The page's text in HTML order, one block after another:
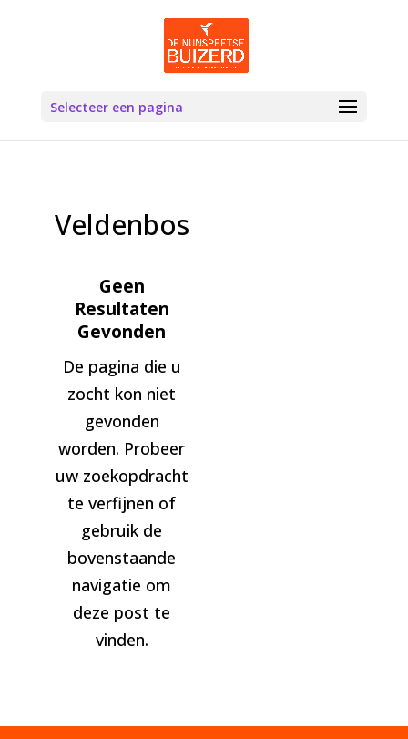
Selecteer een pagina
Veldenbos
Geen
Resultaten
Gevonden
De pagina die u
zocht kon niet
gevonden
worden. Probeer
uw zoekopdracht
te verfijnen of
gebruik de
bovenstaande
navigatie om
deze post te
vinden.